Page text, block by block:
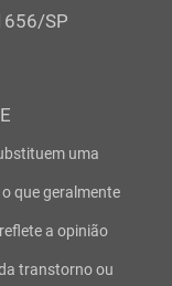
SP
uma
que geralmente
a opinião
transtorno ou